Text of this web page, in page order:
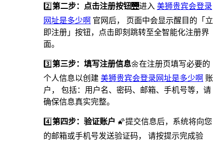
2️⃣第二步：点击注册按钮🌉进入 美狮贵宾会登录
网址是多少啊 官网后， 页面中会显示醒目的「立
即注册」按钮，点击即刻跳转至全智能化注册界
面。
3️⃣第三步：填写注册信息🌼在注册页填写必要的
个人信息以创建 美狮贵宾会登录网址是多少啊 账
户， 包括：用户名、密码、邮箱、手机号等，请
确保信息真实完整。
4️⃣第四步：验证账户 🌠提交信息后，系统将向您
的邮箱或手机号发送验证码， 请按提示完成验